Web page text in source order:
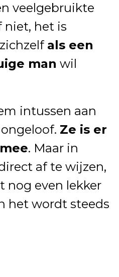
veelgebruikte
het is
als een
man wil
intussen aan
Ze is er
. Maar in
af te wijzen,
nog even lekker
het wordt steeds